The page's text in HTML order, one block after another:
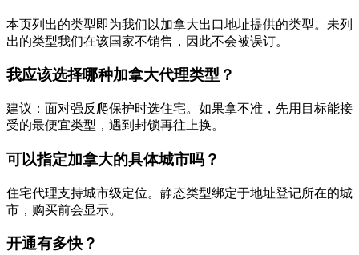
本页列出的类型即为我们以加拿大出口地址提供的类型。未列
出的类型我们在该国家不销售，因此不会被误订。
我应该选择哪种加拿大代理类型？
建议：面对强反爬保护时选住宅。如果拿不准，先用目标能接
受的最便宜类型，遇到封锁再往上换。
可以指定加拿大的具体城市吗？
住宅代理支持城市级定位。静态类型绑定于地址登记所在的城
市，购买前会显示。
开通有多快？